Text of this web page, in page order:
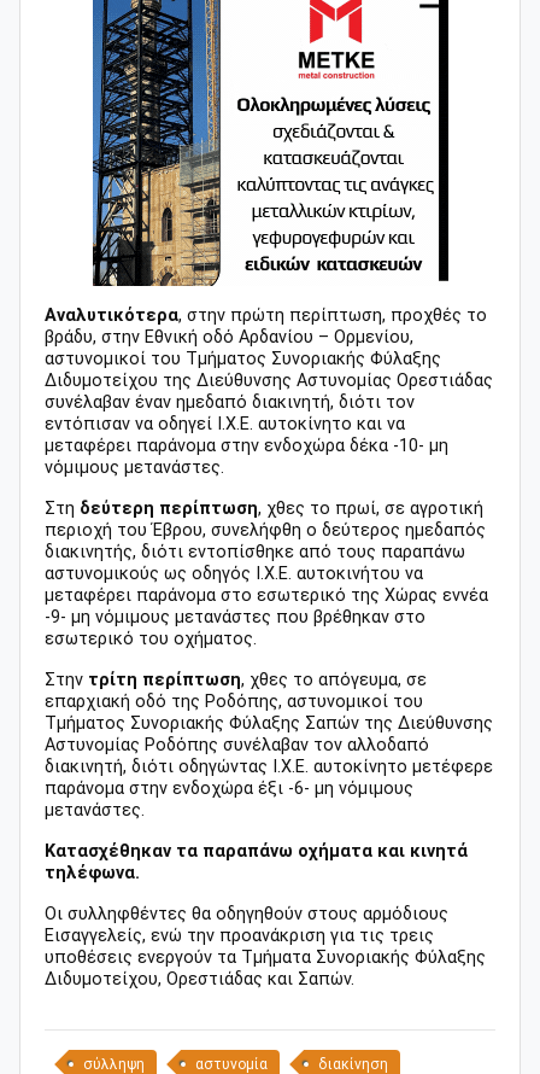
Αναλυτικότερα, στην πρώτη περίπτωση, προχθές το
βράδυ, στην Εθνική οδό Αρδανίου – Ορμενίου,
αστυνομικοί του Τμήματος Συνοριακής Φύλαξης
Διδυμοτείχου της Διεύθυνσης Αστυνομίας Ορεστιάδας
συνέλαβαν έναν ημεδαπό διακινητή, διότι τον
εντόπισαν να οδηγεί Ι.Χ.Ε. αυτοκίνητο και να
μεταφέρει παράνομα στην ενδοχώρα δέκα -10- μη
νόμιμους μετανάστες.
Στη δεύτερη περίπτωση, χθες το πρωί, σε αγροτική
περιοχή του Έβρου, συνελήφθη ο δεύτερος ημεδαπός
διακινητής, διότι εντοπίσθηκε από τους παραπάνω
αστυνομικούς ως οδηγός Ι.Χ.Ε. αυτοκινήτου να
μεταφέρει παράνομα στο εσωτερικό της Χώρας εννέα
-9- μη νόμιμους μετανάστες που βρέθηκαν στο
εσωτερικό του οχήματος.
Στην τρίτη περίπτωση, χθες το απόγευμα, σε
επαρχιακή οδό της Ροδόπης, αστυνομικοί του
Τμήματος Συνοριακής Φύλαξης Σαπών της Διεύθυνσης
Αστυνομίας Ροδόπης συνέλαβαν τον αλλοδαπό
διακινητή, διότι οδηγώντας Ι.Χ.Ε. αυτοκίνητο μετέφερε
παράνομα στην ενδοχώρα έξι -6- μη νόμιμους
μετανάστες.
Κατασχέθηκαν τα παραπάνω οχήματα και κινητά
τηλέφωνα.
Οι συλληφθέντες θα οδηγηθούν στους αρμόδιους
Εισαγγελείς, ενώ την προανάκριση για τις τρεις
υποθέσεις ενεργούν τα Τμήματα Συνοριακής Φύλαξης
Διδυμοτείχου, Ορεστιάδας και Σαπών.
σύλληψη αστυνομία διακίνηση